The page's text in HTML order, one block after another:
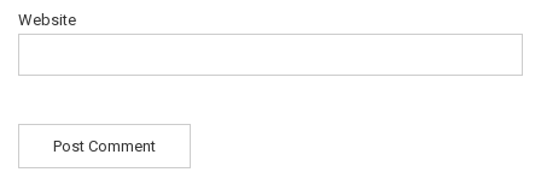
Website